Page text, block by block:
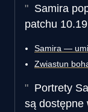
Samira
patchu
Samira ―
Zwiastun
Portrety
są dostępne